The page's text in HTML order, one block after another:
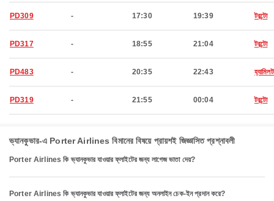
PD309 - 17:30 19:39 টরন্টো
PD317 - 18:55 21:04 টরন্টো
PD483 - 20:35 22:43
PD319 - 21:55 00:04 টরন্টো
ভ্যানকুভার-এ Porter Airlines বিমানের বিষয়ে প্রায়শই জিজ্ঞাসিত প্রশ্নাবলী
Porter Airlines কি ভ্যানকুভার যাওয়ার ফ্লাইটের জন্য লাগেজ ভাতা দেয়?
Porter Airlines কি ভ্যানকুভার যাওয়ার ফ্লাইটের জন্য অনলাইন চেক-ইন প্রদান করে?